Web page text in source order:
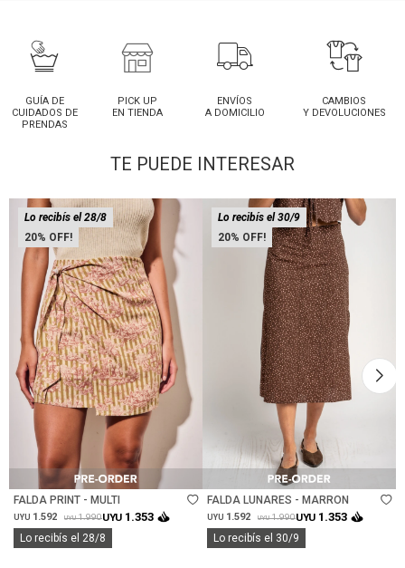
GUÍA DE
CUIDADOS DE
PRENDAS
PICK UP
EN TIENDA
ENVÍOS
A DOMICILIO
CAMBIOS
Y DEVOLUCIONES
TE PUEDE INTERESAR
20
Lo recibís el 28/8
Talle
FALDA PRINT - MULTI
UYU 1.592 UYU 1.990UYU 1.353
Lo recibís el 28/8
20
Lo recibís el 30/9
Talle
FALDA LUNARES - MARRON
UYU 1.592 UYU 1.990UYU 1.353
Lo recibís el 30/9